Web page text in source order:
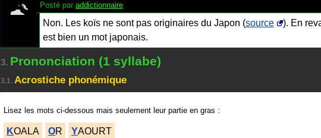
Posté par addictionnaire
Non. Les koïs ne sont pas originaires du Japon (source
). En
est bien un mot japonais.
3. Prononciation (1 syllabe)
3.1. Acrostiche phonémique
Lisez les mots ci-dessous mais seulement leur partie en gras :
KOALA OR YAOURT